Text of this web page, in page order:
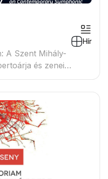
Hír
A Szent Mihály-
és zenei